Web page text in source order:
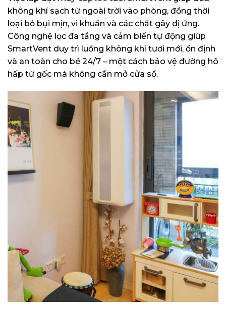
không khí sạch từ ngoài trời vào phòng, đồng thời
loại bỏ bụi mịn, vi khuẩn và các chất gây dị ứng.
Công nghệ lọc đa tầng và cảm biến tự động giúp
SmartVent duy trì luồng không khí tươi mới, ổn định
và an toàn cho bé 24/7 – một cách bảo vệ đường hô
hấp từ gốc mà không cần mở cửa sổ.